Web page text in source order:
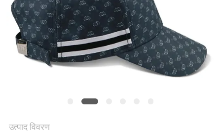
PRIVACY
POLICY
उत्पाद विवरण